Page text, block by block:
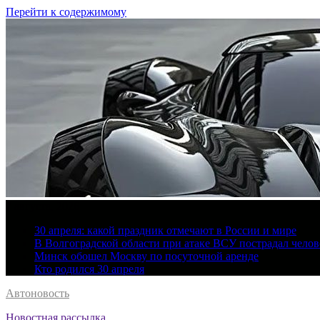
Перейти к содержимому
30 апреля: какой праздник отмечают в России и мире
В Волгоградской области при атаке ВСУ пострадал
Минск обошел Москву по посуточной аренде
Кто родился 30 апреля
Автоновость
Новостная рассылка